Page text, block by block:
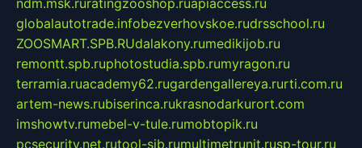
globalautotrade.infobezverhovskoe.rudrsschool.ru
ZOOSMART.SPB.RUdalakony.rumedikijob.ru
remontt.spb.ruphotostudia.spb.rumyragon.ru
terramia.ruacademy62.rugardengallereya.rurti.com.ru
artem-news.rubiserinca.rukrasnodarkurort.com
imshowtv.rumebel-v-tule.rumobtopik.ru
pcsecurity.net.rutool-sib.rumultimetrunit.rusp-tour.ru